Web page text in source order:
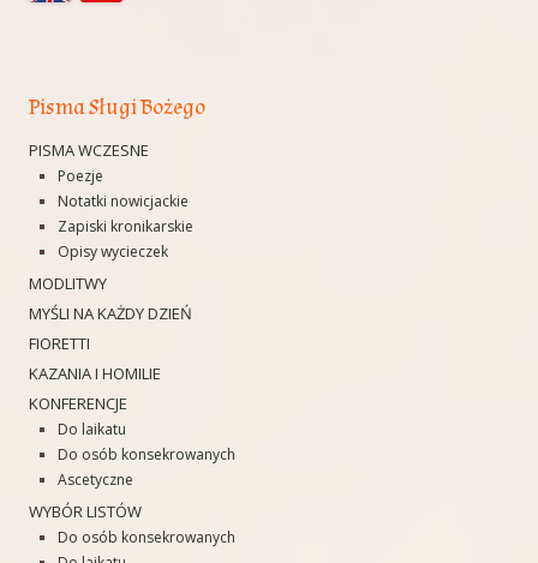
Pisma Sługi Bożego
PISMA WCZESNE
Poezje
Notatki nowicjackie
Zapiski kronikarskie
Opisy wycieczek
MODLITWY
MYŚLI NA KAŻDY DZIEŃ
FIORETTI
KAZANIA I HOMILIE
KONFERENCJE
Do laikatu
Do osób konsekrowanych
Ascetyczne
WYBÓR LISTÓW
Do osób konsekrowanych